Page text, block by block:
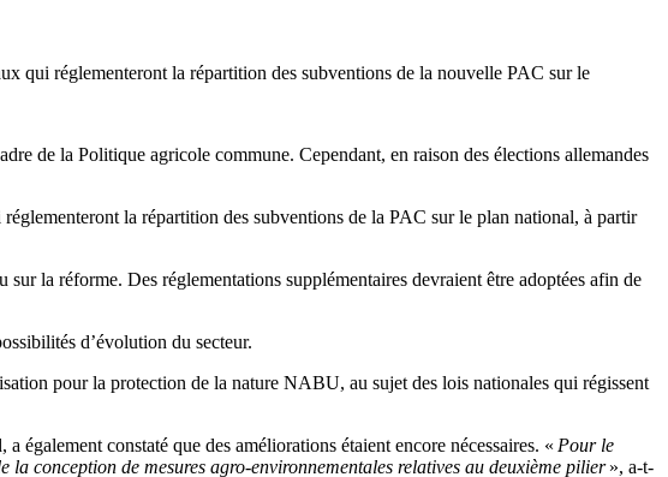
qui réglementeront la répartition des subventions de la nouvelle PAC sur le
de la Politique agricole commune. Cependant, en raison des élections allemandes
la répartition des subventions de la PAC sur le plan national, à partir
la réforme. Des réglementations supplémentaires devraient être adoptées afin de
d’évolution du secteur.
pour la protection de la nature NABU, au sujet des lois nationales qui régissent
constaté que des améliorations étaient encore nécessaires. « Pour le
conception de mesures agro-environnementales relatives au deuxième pilier», a-t-